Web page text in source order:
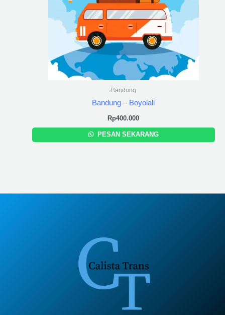
Bandung
Bandung – Boyolali
Rp400.000
PESAN SEKARANG